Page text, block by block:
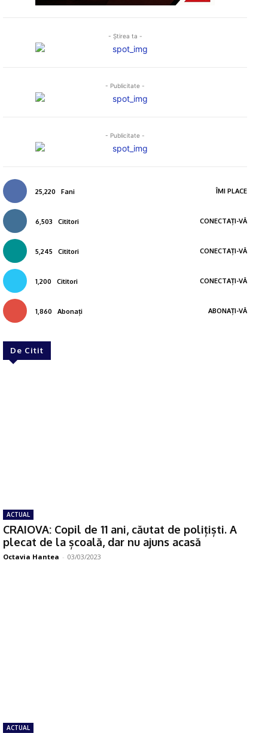
- Ştirea ta -
- Publicitate -
- Publicitate -
25,220 Fani ÎMI PLACE
6,503 Cititori CONECTAȚI-VĂ
5,245 Cititori CONECTAȚI-VĂ
1,200 Cititori CONECTAȚI-VĂ
1,860 Abonați ABONAȚI-VĂ
De Citit
ACTUAL
CRAIOVA: Copil de 11 ani, căutat de polițiști. A
plecat de la școală, dar nu ajuns acasă
Octavia Hantea - 03/03/2023
ACTUAL